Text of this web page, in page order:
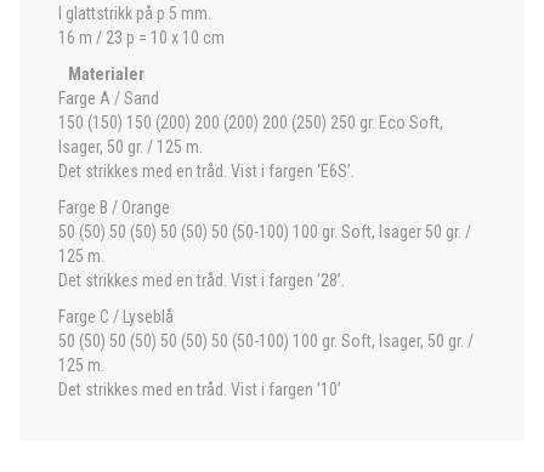
I glattstrikk på p 5 mm.
16 m / 23 p = 10 x 10 cm
Materialer
Farge A / Sand
150 (150) 150 (200) 200 (200) 200 (250) 250 gr. Eco Soft,
Isager, 50 gr. / 125 m.
Det strikkes med en tråd. Vist i fargen ‘E6S’.
Farge B / Orange
50 (50) 50 (50) 50 (50) 50 (50-100) 100 gr. Soft, Isager 50 gr. /
125 m.
Det strikkes med en tråd. Vist i fargen ’28’.
Farge C / Lyseblå
50 (50) 50 (50) 50 (50) 50 (50-100) 100 gr. Soft, Isager, 50 gr. /
125 m.
Det strikkes med en tråd. Vist i fargen ’10’